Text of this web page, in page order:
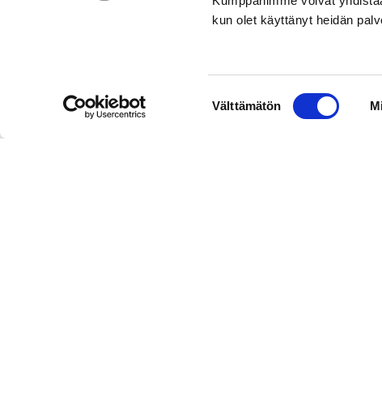
kun olet käyttänyt heidän
Välttämätön